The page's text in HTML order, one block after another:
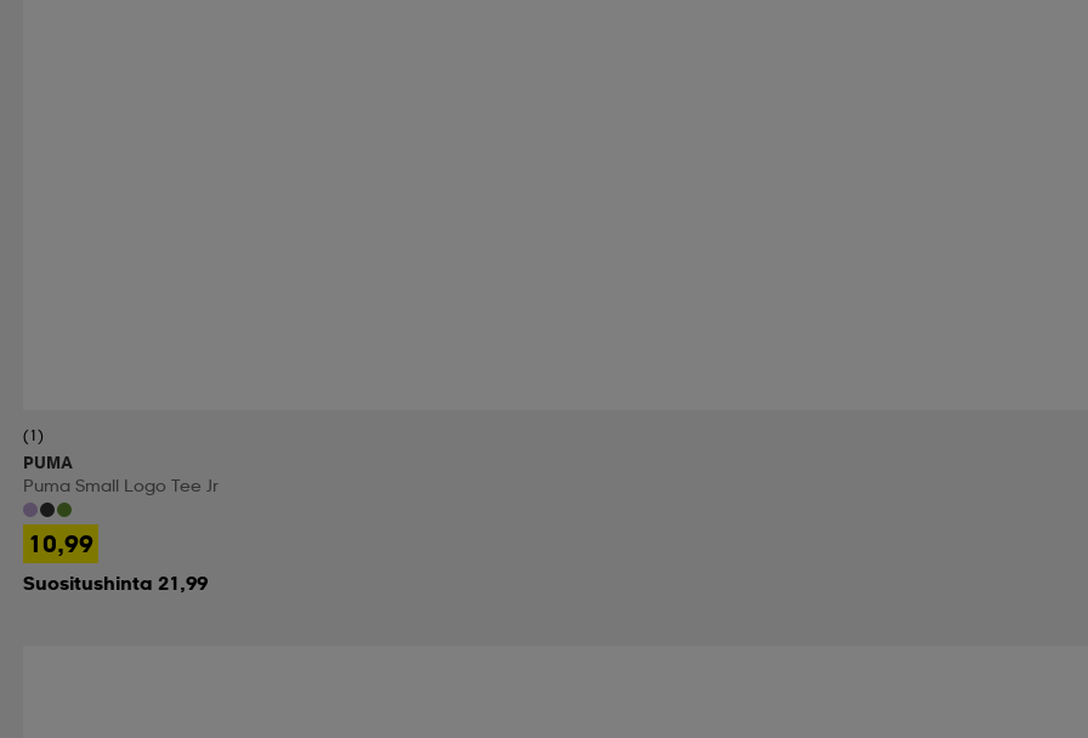
(1)
PUMA
Puma Small Logo Tee Jr
10,99
Suositushinta 21,99